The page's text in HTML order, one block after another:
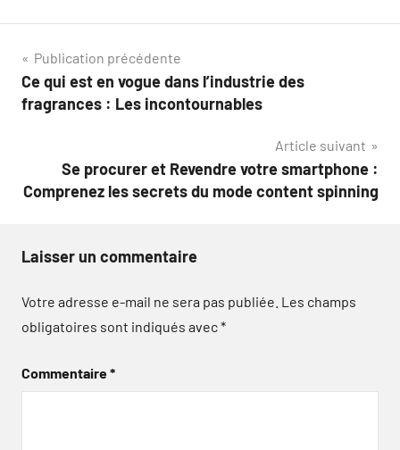
Navigation
de
Publication précédente
Ce qui est en vogue dans l’industrie des
fragrances : Les incontournables
Article suivant
Se procurer et Revendre votre smartphone :
Comprenez les secrets du mode content spinning
Laisser un commentaire
Votre adresse e-mail ne sera pas publiée. Les champs
obligatoires sont indiqués avec*
Commentaire*